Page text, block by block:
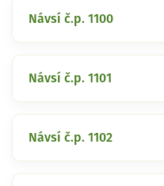
Návsí č.p. 1100
Návsí č.p. 1101
Návsí č.p. 1102